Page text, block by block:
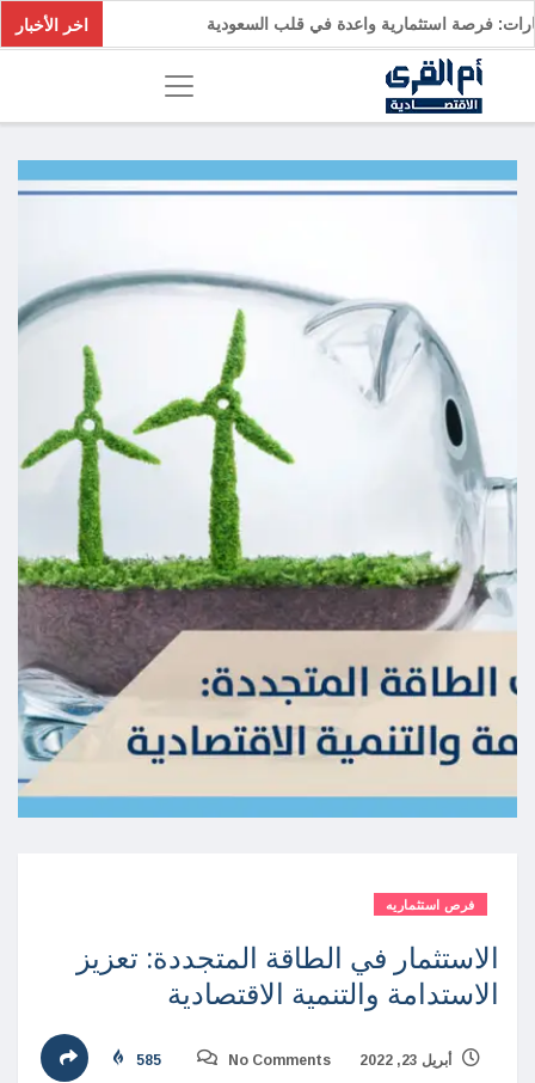
اخر الأخبار فرصة استثمارية واعدة في قلب السعودية
فرص استثماريه
الاستثمار في الطاقة المتجددة: تعزيز
الاستدامة والتنمية الاقتصادية
أبريل 23, 2022 No Comments
585